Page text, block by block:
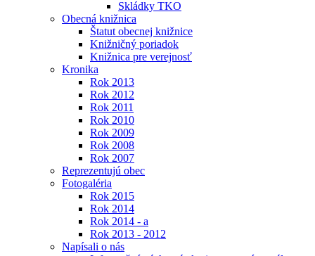
Skládky TKO
Obecná knižnica
Štatut obecnej knižnice
Knižničný poriadok
Knižnica pre verejnosť
Kronika
Rok 2013
Rok 2012
Rok 2011
Rok 2010
Rok 2009
Rok 2008
Rok 2007
Reprezentujú obec
Fotogaléria
Rok 2015
Rok 2014
Rok 2014 - a
Rok 2013 - 2012
Napísali o nás